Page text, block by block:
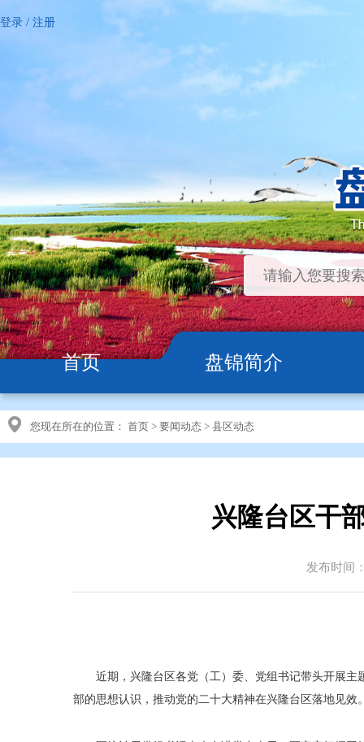
登录 / 注册
首页 盘锦简介
您现在所在的位置： 首页 > 要闻动态 > 县区动态
兴隆台区干
发布时间
近期，兴隆台区各党（工）委、党组书记带头开展主
部的思想认识，推动党的二十大精神在兴隆台区落地见效